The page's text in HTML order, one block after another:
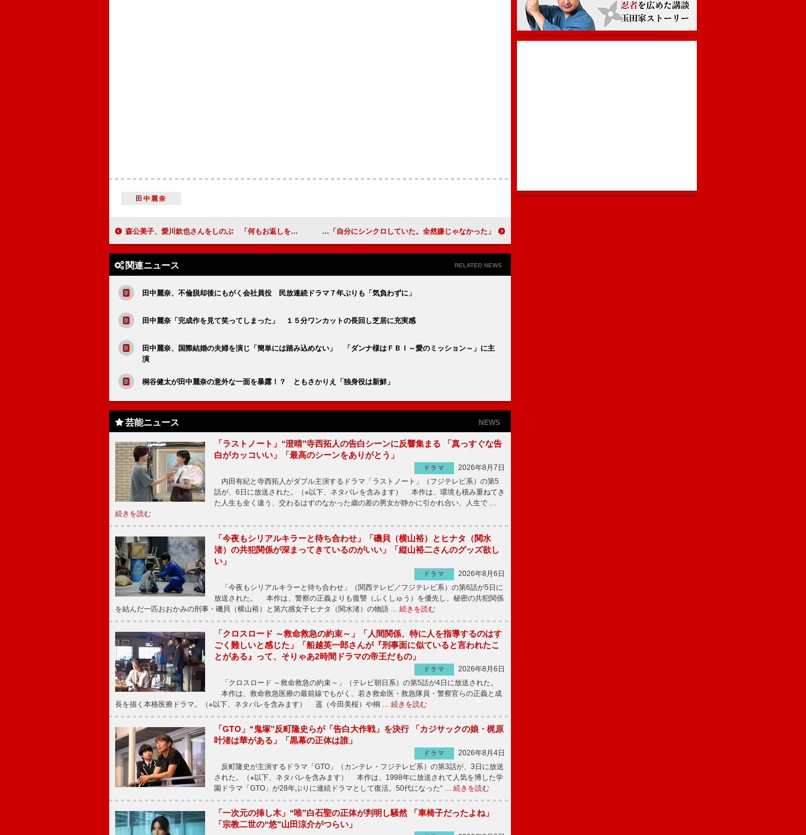
田中麗奈
森公美子、愛川欽也さんをしのぶ 「何もお返しをしないうちに…」 戸塚祥太、頼りなくてさえない役柄に共感！？ 「自分にシンクロしていた。全然嫌じゃなかった」
関連ニュース RELATED NEWS
田中麗奈、不倫脱却後にもがく会社員役 民放連続ドラマ７年ぶりも「気負わずに」
田中麗奈「完成作を見て笑ってしまった」 １５分ワンカットの長回し芝居に充実感
田中麗奈、国際結婚の夫婦を演じ「簡単には踏み込めない」 「ダンナ様はＦＢＩ～愛のミッション～」に主
演
桐谷健太が田中麗奈の意外な一面を暴露！？ ともさかりえ「独身役は新鮮」
芸能ニュース NEWS
「ラストノート」“澄晴”寺西拓人の告白シーンに反響集まる 「真っすぐな告
白がカッコいい」「最高のシーンをありがとう」
ドラマ
2026年8月7日
内田有紀と寺西拓人がダブル主演するドラマ「ラストノート」（フジテレビ系）の第5
話が、6日に放送された。（※以下、ネタバレを含みます） 本作は、環境も積み重ねてき
た人生も全く違う、交わるはずのなかった歳の差の男女が静かに引かれ合い、人生で …
続きを読む
「今夜もシリアルキラーと待ち合わせ」「磯貝（横山裕）とヒナタ（関水
渚）の共犯関係が深まってきているのがいい」「縦山裕二さんのグッズ欲し
い」
ドラマ
2026年8月6日
「今夜もシリアルキラーと待ち合わせ」（関西テレビ／フジテレビ系）の第6話が5日に
放送された。 本作は、警察の正義よりも復讐（ふくしゅう）を優先し、秘密の共犯関係
を結んだ一匹おおかみの刑事・磯貝（横山裕）と第六感女子ヒナタ（関水渚）の物語 … 続きを読む
「クロスロード ～救命救急の約束～」「人間関係、特に人を指導するのはす
ごく難しいと感じた」「船越英一郎さんが『刑事面に似ていると言われたこ
とがある』って、そりゃあ2時間ドラマの帝王だもの」
ドラマ
2026年8月6日
「クロスロード ～救命救急の約束～」（テレビ朝日系）の第5話が4日に放送された。
本作は、救命救急医療の最前線でもがく、若き救命医・救急隊員・警察官らの正義と成
長を描く本格医療ドラマ。（※以下、ネタバレを含みます） 遥（今田美桜）や桐 … 続きを読む
「GTO」“鬼塚”反町隆史らが「告白大作戦」を決行 「カジサックの娘・梶原
叶渚は華がある」「黒幕の正体は誰」
ドラマ
2026年8月4日
反町隆史が主演するドラマ「GTO」（カンテレ・フジテレビ系）の第3話が、3日に放送
された。（※以下、ネタバレを含みます） 本作は、1998年に放送されて人気を博した学
園ドラマ「GTO」が28年ぶりに連続ドラマとして復活。50代になった“ … 続きを読む
「一次元の挿し木」“唯”白石聖の正体が判明し騒然 「車椅子だったよね」
「宗教二世の“悠”山田涼介がつらい」